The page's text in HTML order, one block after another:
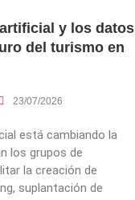
y los datos
del turismo en
23/07/2026
está cambiando la
los grupos de
la creación de
suplantación de